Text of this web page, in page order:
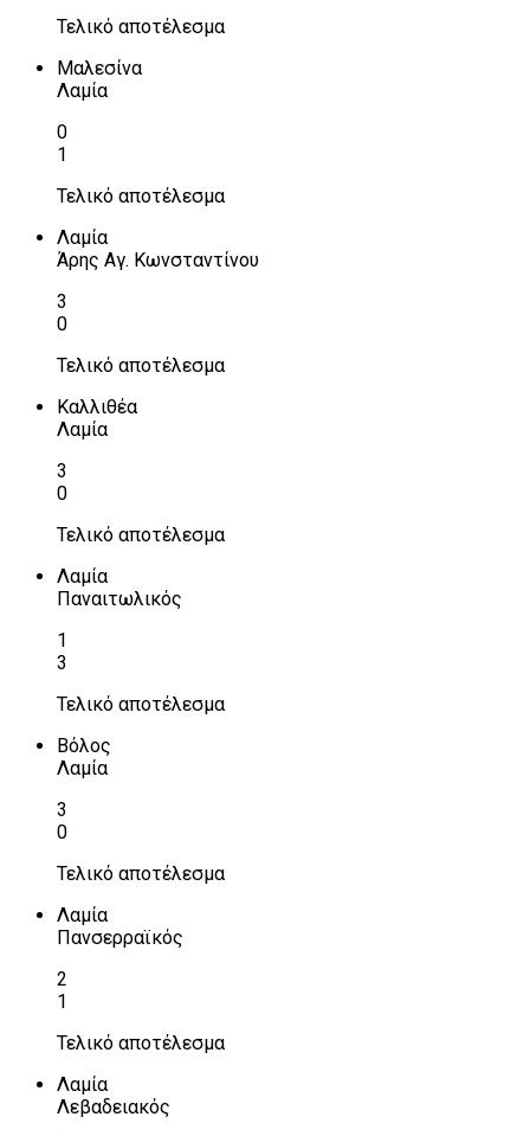
Τελικό αποτέλεσμα
Μαλεσίνα
Λαμία
0
1
Τελικό αποτέλεσμα
Λαμία
Άρης Αγ. Κωνσταντίνου
3
0
Τελικό αποτέλεσμα
Καλλιθέα
Λαμία
3
0
Τελικό αποτέλεσμα
Λαμία
Παναιτωλικός
1
3
Τελικό αποτέλεσμα
Βόλος
Λαμία
3
0
Τελικό αποτέλεσμα
Λαμία
Πανσερραϊκός
2
1
Τελικό αποτέλεσμα
Λαμία
Λεβαδειακός